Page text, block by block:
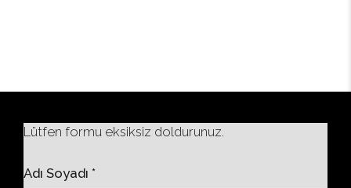
Lütfen formu eksiksiz doldurunuz.
Adı Soyadı *